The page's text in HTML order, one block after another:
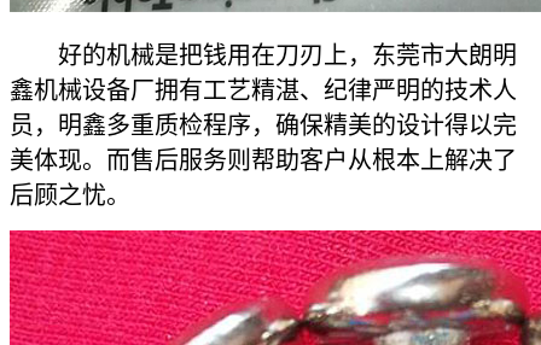
好的机械是把钱用在刀刃上，东莞市大朗明
鑫机械设备厂拥有工艺精湛、纪律严明的技术人
员，明鑫多重质检程序，确保精美的设计得以完
美体现。而售后服务则帮助客户从根本上解决了
后顾之忧。